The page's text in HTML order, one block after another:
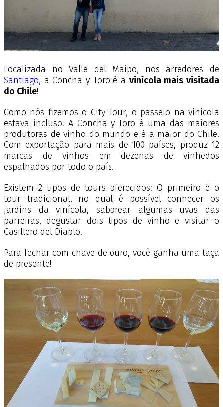
Localizada no Valle del Maipo, nos arredores de
Santiago, a Concha y Toro é a vinícola mais visitada
do Chile!
Como nós fizemos o City Tour, o passeio na vinícola
estava incluso. A Concha y Toro é uma das maiores
produtoras de vinho do mundo e é a maior do Chile.
Com exportação para mais de 100 países, produz 12
marcas de vinhos em dezenas de vinhedos
espalhados por todo o país.
Existem 2 tipos de tours oferecidos: O primeiro é o
tour tradicional, no qual é possível conhecer os
jardins da vinícola, saborear algumas uvas das
parreiras, degustar dois tipos de vinho e visitar o
Casillero del Diablo.
Para fechar com chave de ouro, você ganha uma taça
de presente!